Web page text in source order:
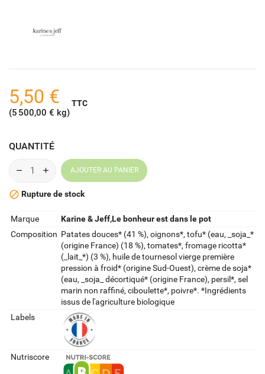
5,50 €
(5 500,00 € kg)
TTC
QUANTITÉ
AJOUTER AU PANIER
 Rupture de stock
Marque
Karine & Jeff,Le bonheur est dans le pot
Composition Patates douces* (41 %), oignons*, tofu* (eau, _soja_*
(origine France) (18 %), tomates*, fromage ricotta*
(_lait_*) (3 %), huile de tournesol vierge première
pression à froid* (origine Sud-Ouest), crème de soja*
(eau, _soja_ décortiqué* (origine France), persil*, sel
marin non raffiné, ciboulette*, poivre*. *Ingrédients
issus de l'agriculture biologique
Labels
Nutriscore